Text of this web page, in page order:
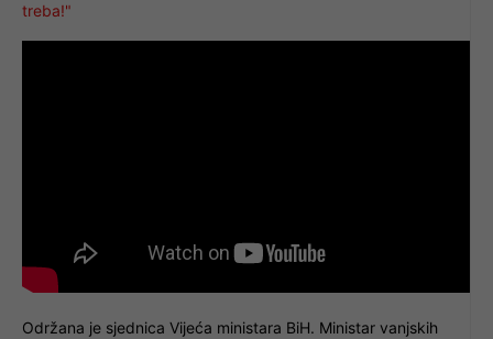
treba!"
Održana je sjednica Vijeća ministara BiH. Ministar vanjskih